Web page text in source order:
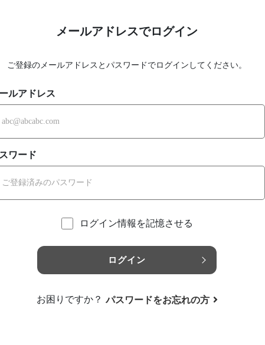
メールアドレスでログイン
ご登録のメールアドレスとパスワードでログインしてください。
ルアドレス
ワード
ログイン情報を記憶させる
ログイン
お困りですか？ パスワードをお忘れの方